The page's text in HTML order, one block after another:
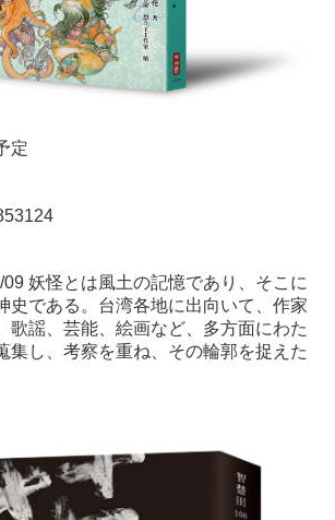
定
妖怪とは風土の記憶であり、そこに
史である。台湾各地に出向いて、作家
歌謡、芸能、絵画など、多方面にわた
集し、考察を重ね、その輪郭を捉えた